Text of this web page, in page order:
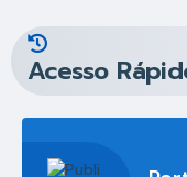
Acesso